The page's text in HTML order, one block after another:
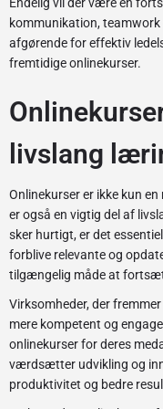
kommunikation,
afgørende for effektiv
fremtidige onlinekurser.
livslang
Onlinekurser er ikke kun
er også en vigtig del af
sker hurtigt, er det
forblive relevante og
tilgængelig måde at
Virksomheder, der
mere kompetent og
onlinekurser for deres
værdsætter udvikling og
produktivitet og bedre